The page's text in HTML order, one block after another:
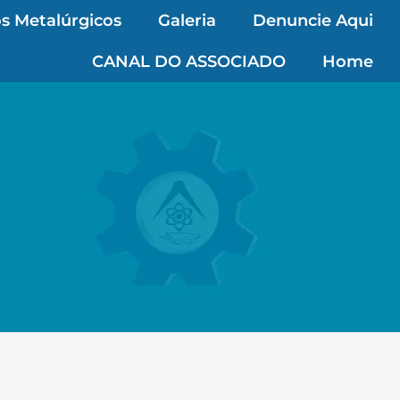
Metalúrgicos Galeria Denuncie Aqui
CANAL DO ASSOCIADO Home